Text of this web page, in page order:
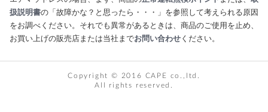
扱説明書の「故障かな？と思ったら・・・」を参照して考えられる原因
をお調べください。それでも異常があるときは、商品のご使用を止め、
お買い上げの販売店または当社までお問い合わせ ください。
Copyright © 2016 CAPE co.,ltd.
All rights reserved.